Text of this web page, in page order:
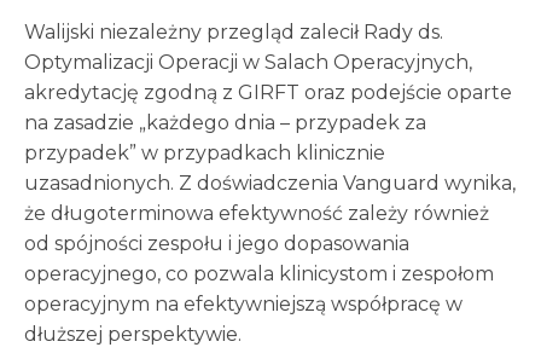
Walijski niezależny przegląd zalecił Rady ds.
Optymalizacji Operacji w Salach Operacyjnych,
akredytację zgodną z GIRFT oraz podejście oparte
na zasadzie „każdego dnia – przypadek za
przypadek” w przypadkach klinicznie
uzasadnionych. Z doświadczenia Vanguard wynika,
że długoterminowa efektywność zależy również
od spójności zespołu i jego dopasowania
operacyjnego, co pozwala klinicystom i zespołom
operacyjnym na efektywniejszą współpracę w
dłuższej perspektywie.